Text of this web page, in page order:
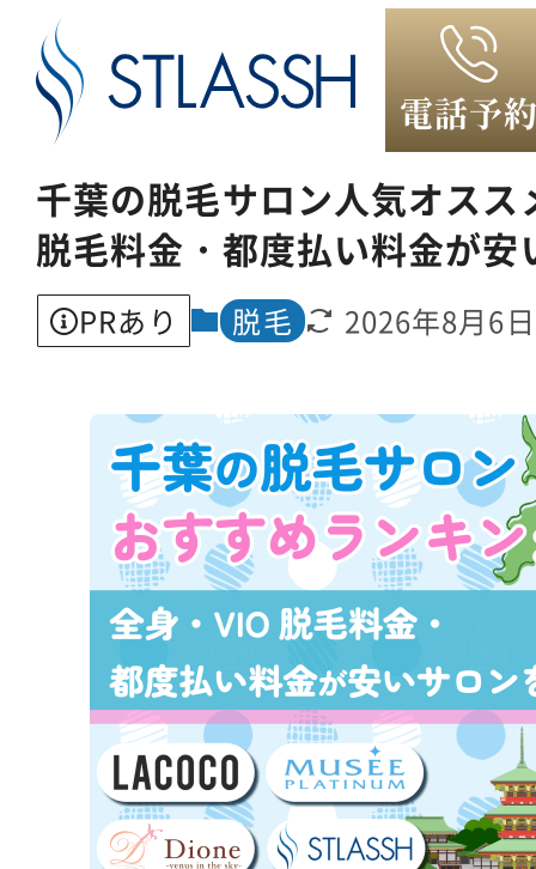
電話予
ホーム
千葉の脱毛サロン人気オス
脱毛料金・都度払い料金が
PRあり 脱毛 2026年8月6日